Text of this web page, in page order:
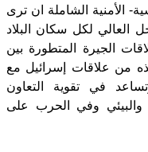
الأمنية الشاملة ان ترى
العالي لكل سكان البلاد
الجيرة المتطورة بين
من علاقات إسرائيل مع
في تقوية التعاون
والبيئي وفي الحرب على